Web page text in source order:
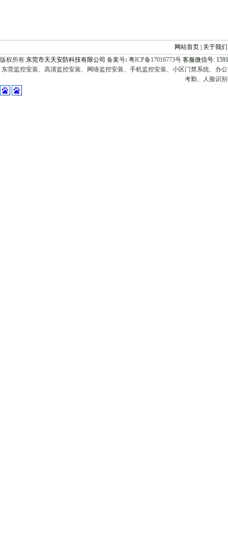
网站首页 关于我们
版权所有:东莞市天天安防科技有限公司 备案号: 粤ICP备17016773号 客服微信号:
东莞监控安装、高清监控安装、网络监控安装、手机监控安装、小区门禁系统、 办
考勤、 人脸识